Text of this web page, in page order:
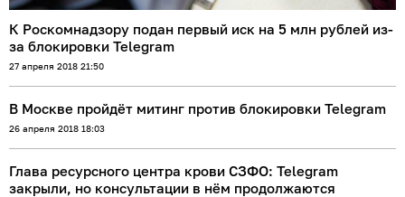
К Роскомнадзору подан первый иск на 5 млн рублей из-
за блокировки Telegram
27 апреля 2018 21:50
В Москве пройдёт митинг против блокировки Telegram
26 апреля 2018 18:03
Глава ресурсного центра крови СЗФО: Telegram
закрыли, но консультации в нём продолжаются